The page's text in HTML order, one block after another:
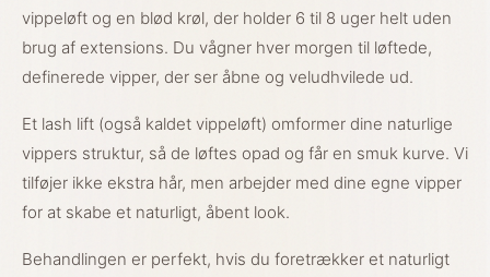
vippeløft og en blød krøl, der holder 6 til 8 uger helt uden
brug af extensions. Du vågner hver morgen til løftede,
definerede vipper, der ser åbne og veludhvilede ud.
Et lash lift (også kaldet vippeløft) omformer dine naturlige
vippers struktur, så de løftes opad og får en smuk kurve. Vi
tilføjer ikke ekstra hår, men arbejder med dine egne vipper
for at skabe et naturligt, åbent look.
Behandlingen er perfekt, hvis du foretrækker et naturligt